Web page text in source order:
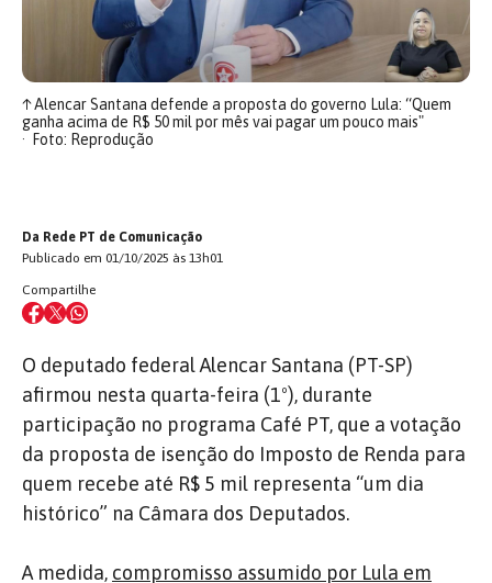
↑Alencar Santana defende a proposta do governo Lula: “Quem
ganha acima de R$ 50 mil por mês vai pagar um pouco mais"
Foto: Reprodução
Da Rede PT de Comunicação
Publicado em 01/10/2025 às 13h01
Compartilhe
O deputado federal Alencar Santana (PT-SP)
afirmou nesta quarta-feira (1º), durante
participação no programa Café PT, que a votação
da proposta de isenção do Imposto de Renda para
quem recebe até R$ 5 mil representa “um dia
histórico” na Câmara dos Deputados.
A medida, compromisso assumido por Lula em